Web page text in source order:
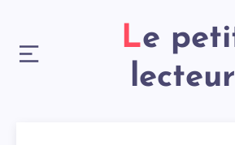
Le petit
lecteur